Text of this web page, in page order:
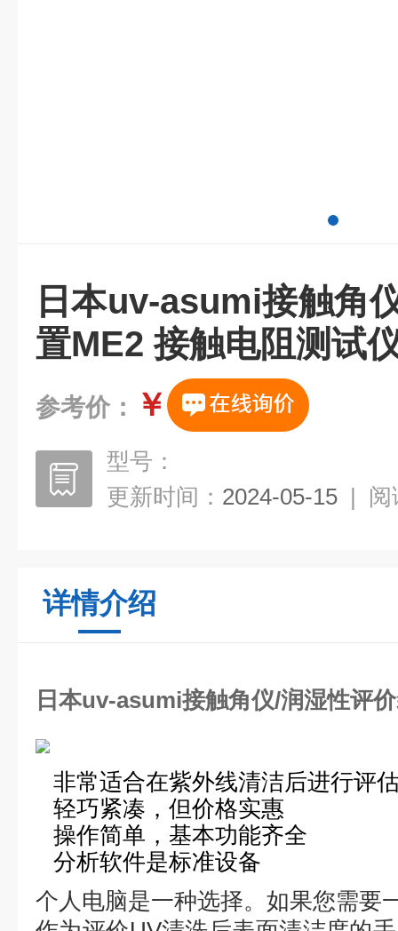
日本uv-asumi接触角
置ME2 接触电阻测试
参考价： ￥
型号：
更新时间： 2024-05-15 | 阅
详情介绍
日本uv-asumi接触角仪/润湿性评
非常适合在紫外线清洁后进行评
轻巧紧凑，但价格实惠
操作简单，基本功能齐全
分析软件是标准设备
个人电脑是一种选择。 如果您需要